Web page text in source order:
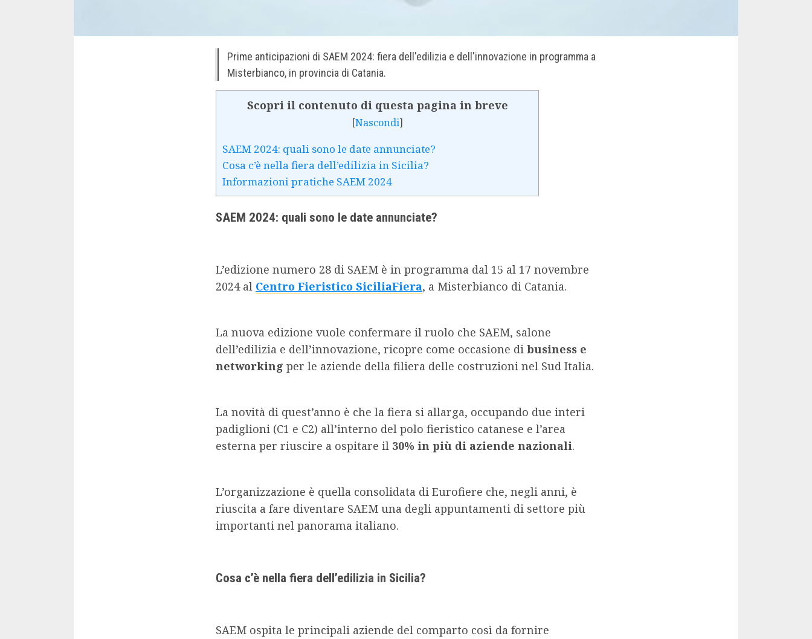
Prime anticipazioni di SAEM 2024: fiera dell'edilizia e dell'innovazione in programma a
Misterbianco, in provincia di Catania.
Scopri il contenuto di questa pagina in breve
[Nascondi]
SAEM 2024: quali sono le date annunciate?
Cosa c’è nella fiera dell’edilizia in Sicilia?
Informazioni pratiche SAEM 2024
SAEM 2024: quali sono le date annunciate?
L’edizione numero 28 di SAEM è in programma dal 15 al 17 novembre
2024 al Centro Fieristico SiciliaFiera, a Misterbianco di Catania.
La nuova edizione vuole confermare il ruolo che SAEM, salone
dell’edilizia e dell’innovazione, ricopre come occasione di business e
networking per le aziende della filiera delle costruzioni nel Sud Italia.
La novità di quest’anno è che la fiera si allarga, occupando due interi
padiglioni (C1 e C2) all’interno del polo fieristico catanese e l’area
esterna per riuscire a ospitare il 30% in più di aziende nazionali.
L’organizzazione è quella consolidata di Eurofiere che, negli anni, è
riuscita a fare diventare SAEM una degli appuntamenti di settore più
importanti nel panorama italiano.
Cosa c’è nella fiera dell’edilizia in Sicilia?
SAEM ospita le principali aziende del comparto così da fornire